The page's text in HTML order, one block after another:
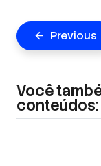
de
arrow_back Previous
Você
conteúdos: